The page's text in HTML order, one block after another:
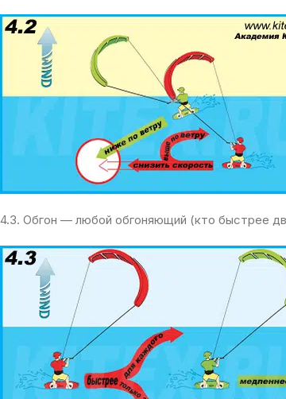
4.3. Обгон — любой обгоняющий (кто быстрее